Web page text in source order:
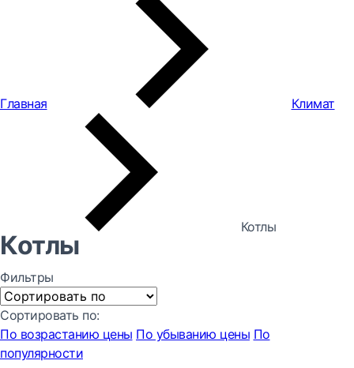
Главная Климат
Котлы
Котлы
Фильтры
Сортировать по:
По возрастанию цены По убыванию цены По
популярности